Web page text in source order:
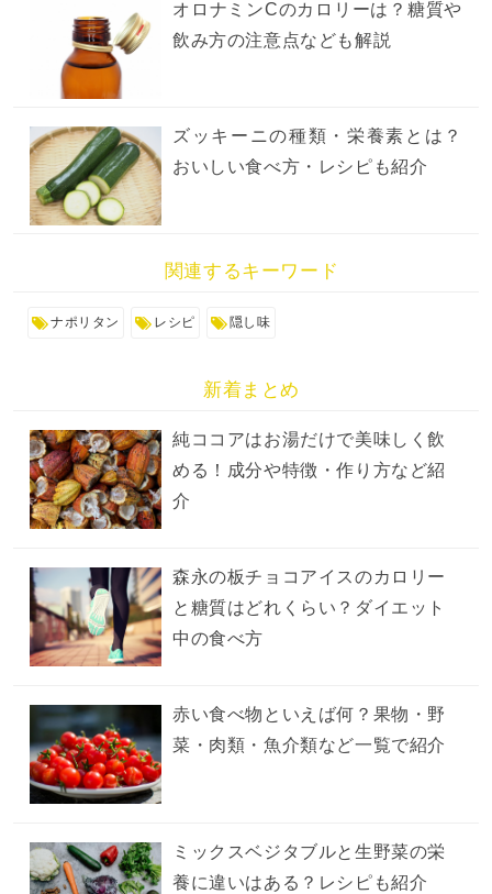
オロナミンCのカロリーは？糖質や
飲み方の注意点なども解説
ズッキーニの種類・栄養素とは？
おいしい食べ方・レシピも紹介
関連するキーワード
ナポリタン レシピ 隠し味
新着まとめ
純ココアはお湯だけで美味しく飲
める！成分や特徴・作り方など紹
介
森永の板チョコアイスのカロリー
と糖質はどれくらい？ダイエット
中の食べ方
赤い食べ物といえば何？果物・野
菜・肉類・魚介類など一覧で紹介
ミックスベジタブルと生野菜の栄
養に違いはある？レシピも紹介